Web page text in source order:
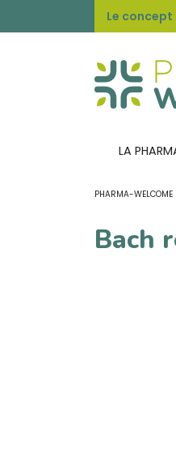
Le
LA
PHARMA-WELCOME
Bach